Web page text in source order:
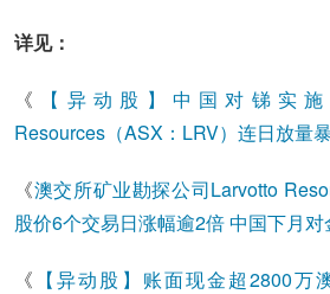
详见：
《
【异动股】中国对锑实
Resources（ASX：LRV）连日放量
《澳交所矿业勘探公司Larvotto
股价6个交易日涨幅逾2倍 中国下月
《 【异动股】账面现金超2800万